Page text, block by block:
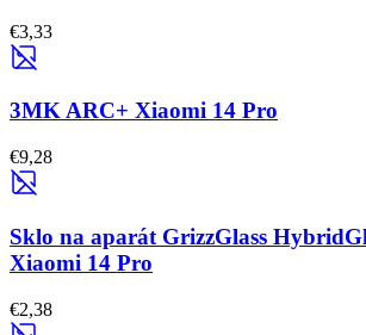
€3,33
3MK ARC+ Xiaomi 14 Pro
€9,28
Sklo na aparát GrizzGlass
Xiaomi 14 Pro
€2,38